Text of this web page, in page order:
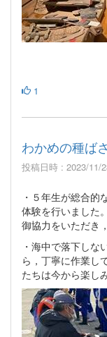
1
わかめの種ば
投稿日時 : 2023/11/
・５年生が総合的
体験を行いました
御協力をいただき
・海中で落下しな
ら，丁寧に作業し
たちは今から楽し